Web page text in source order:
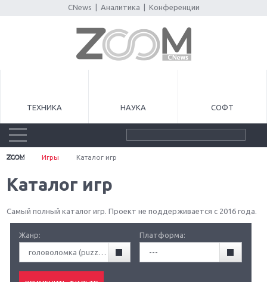
CNews Аналитика Конференции
ТЕХНИКА НАУКА СОФТ
Игры Каталог игр
Каталог игр
Самый полный каталог игр. Проект не поддерживается с 2016 года.
Жанр:
головоломка (puzzle)
Платформа:
---